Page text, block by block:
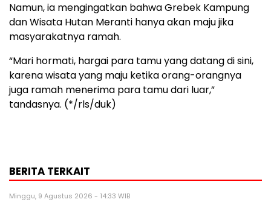
Namun, ia mengingatkan bahwa Grebek Kampung
dan Wisata Hutan Meranti hanya akan maju jika
masyarakatnya ramah.
“Mari hormati, hargai para tamu yang datang di sini,
karena wisata yang maju ketika orang-orangnya
juga ramah menerima para tamu dari luar,”
tandasnya. (*/rls/duk)
BERITA TERKAIT
Minggu, 9 Agustus 2026 - 14:33 WIB